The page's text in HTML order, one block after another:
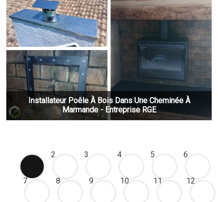
Installateur Poêle À Bois Dans Une Cheminée À
Marmande - Entreprise RGE
2 3 4 5 6
7 8 9 10 11 12